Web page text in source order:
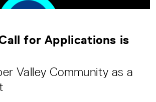
for Applications is
Valley Community as a